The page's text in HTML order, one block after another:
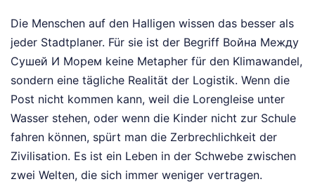
Die Menschen auf den Halligen wissen das besser als
jeder Stadtplaner. Für sie ist der Begriff Война Между
Сушей И Морем keine Metapher für den Klimawandel,
sondern eine tägliche Realität der Logistik. Wenn die
Post nicht kommen kann, weil die Lorengleise unter
Wasser stehen, oder wenn die Kinder nicht zur Schule
fahren können, spürt man die Zerbrechlichkeit der
Zivilisation. Es ist ein Leben in der Schwebe zwischen
zwei Welten, die sich immer weniger vertragen.